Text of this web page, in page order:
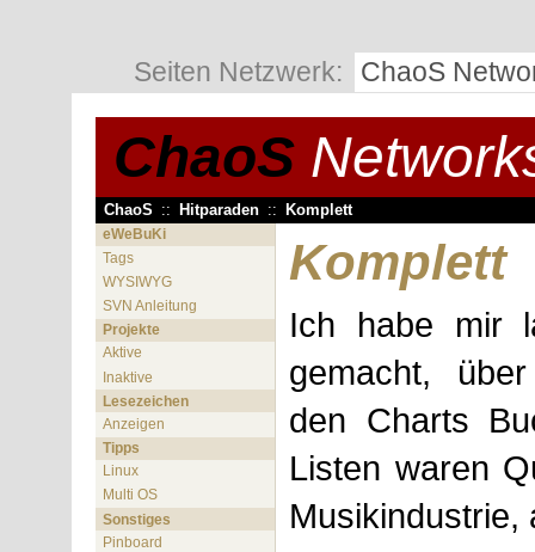
Seiten Netzwerk: ChaoS
ChaoS
ChaoS :: Hitparaden :: Komplett
eWeBuKi
Tags
WYSIWYG
SVN Anleitung
Projekte
Aktive
Inaktive
Lesezeichen
Anzeigen
Tipps
Linux
Multi OS
Sonstiges
Pinboard
Komplett
Ich habe mir
gemacht,
den Charts
Listen waren
Musikindustrie,